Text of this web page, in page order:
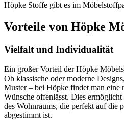
Höpke Stoffe gibt es im
Vorteile von Höpke
Vielfalt und Individualität
Ein großer Vorteil der Höpke
Ob klassische oder moderne
Muster – bei Höpke findet man eine
Wünsche offenlässt. Dies
des Wohnraums, die perfekt auf die
abgestimmt ist.